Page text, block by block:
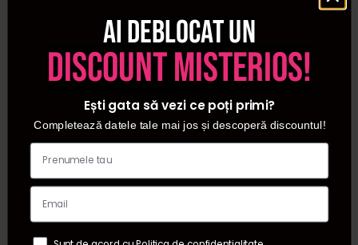
Ai deblocat un
discount misterios!
Ești gata să vezi ce poți primi?
Completează datele tale mai jos și descoperă discountul!